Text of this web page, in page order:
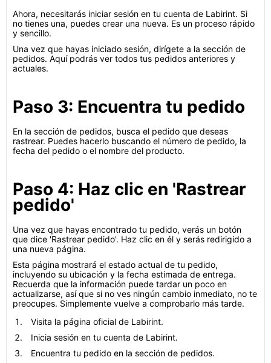
Ahora, necesitarás iniciar sesión en tu cuenta de Labirint. Si
no tienes una, puedes crear una nueva. Es un proceso rápido
y sencillo.
Una vez que hayas iniciado sesión, dirígete a la sección de
pedidos. Aquí podrás ver todos tus pedidos anteriores y
actuales.
Paso 3: Encuentra tu pedido
En la sección de pedidos, busca el pedido que deseas
rastrear. Puedes hacerlo buscando el número de pedido, la
fecha del pedido o el nombre del producto.
Paso 4: Haz clic en 'Rastrear
pedido'
Una vez que hayas encontrado tu pedido, verás un botón
que dice 'Rastrear pedido'. Haz clic en él y serás redirigido a
una nueva página.
Esta página mostrará el estado actual de tu pedido,
incluyendo su ubicación y la fecha estimada de entrega.
Recuerda que la información puede tardar un poco en
actualizarse, así que si no ves ningún cambio inmediato, no te
preocupes. Simplemente vuelve a comprobarlo más tarde.
Visita la página oficial de Labirint.
Inicia sesión en tu cuenta de Labirint.
Encuentra tu pedido en la sección de pedidos.